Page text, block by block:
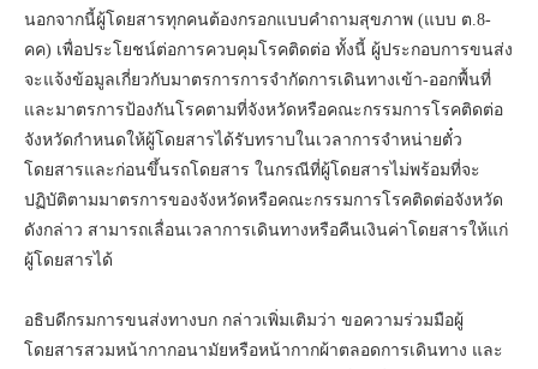
นอกจากนี้ผู้โดยสารทุกคนต้องกรอกแบบคำถามสุขภาพ (แบบ ต.8-
คค) เพื่อประโยชน์ต่อการควบคุมโรคติดต่อ ทั้งนี้ ผู้ประกอบการขนส่ง
จะแจ้งข้อมูลเกี่ยวกับมาตรการการจำกัดการเดินทางเข้า-ออกพื้นที่
และมาตรการป้องกันโรคตามที่จังหวัดหรือคณะกรรมการโรคติดต่อ
จังหวัดกำหนดให้ผู้โดยสารได้รับทราบในเวลาการจำหน่ายตั๋ว
โดยสารและก่อนขึ้นรถโดยสาร ในกรณีที่ผู้โดยสารไม่พร้อมที่จะ
ปฏิบัติตามมาตรการของจังหวัดหรือคณะกรรมการโรคติดต่อจังหวัด
ดังกล่าว สามารถเลื่อนเวลาการเดินทางหรือคืนเงินค่าโดยสารให้แก่
ผู้โดยสารได้
อธิบดีกรมการขนส่งทางบก กล่าวเพิ่มเติมว่า ขอความร่วมมือผู้
โดยสารสวมหน้ากากอนามัยหรือหน้ากากผ้าตลอดการเดินทาง และ